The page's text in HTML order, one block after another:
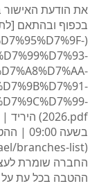
בכפוף ובהתאם
בשעה
החברה שומרת
ההטבה בכל עת על